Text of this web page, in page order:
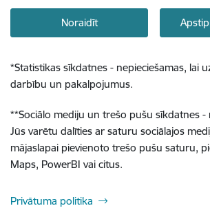
Noraidīt
*Statistikas sīkdatnes - nepieciešamas, lai
darbību un pakalpojumus.
**Sociālo mediju un trešo pušu sīkdatnes -
Jūs varētu dalīties ar saturu sociālajos
mājaslapai pievienoto trešo pušu saturu,
Maps, PowerBI vai citus.
Privātuma politika